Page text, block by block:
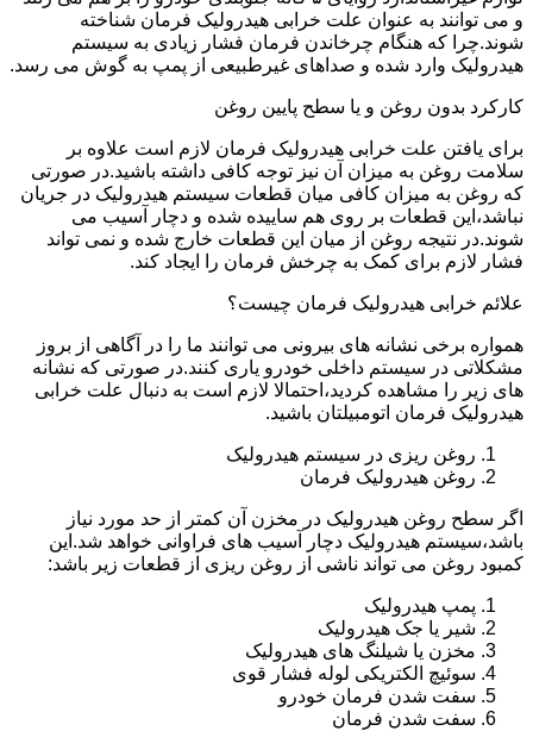
و می توانند به عنوان علت خرابی هیدرولیک فرمان شناخته
شوند.چرا که هنگام چرخاندن فرمان فشار زیادی به سیستم
هیدرولیک وارد شده و صداهای غیرطبیعی از پمپ به گوش می رسد.
کارکرد بدون روغن و یا سطح پایین روغن
برای یافتن علت خرابی هیدرولیک فرمان لازم است علاوه بر
سلامت روغن به میزان آن نیز توجه کافی داشته باشید.در صورتی
که روغن به میزان کافی میان قطعات سیستم هیدرولیک در جریان
نباشد،این قطعات بر روی هم ساییده شده و دچار آسیب می
شوند.در نتیجه روغن از میان این قطعات خارج شده و نمی تواند
فشار لازم برای کمک به چرخش فرمان را ایجاد کند.
علائم خرابی هیدرولیک فرمان چیست؟
همواره برخی نشانه های بیرونی می توانند ما را در آگاهی از بروز
مشکلاتی در سیستم داخلی خودرو یاری کنند.در صورتی که نشانه
های زیر را مشاهده کردید،احتمالا لازم است به دنبال علت خرابی
هیدرولیک فرمان اتومبیلتان باشید.
روغن ریزی در سیستم هیدرولیک
روغن هیدرولیک فرمان
اگر سطح روغن هیدرولیک در مخزن آن کمتر از حد مورد نیاز
باشد،سیستم هیدرولیک دچار آسیب های فراوانی خواهد شد.این
کمبود روغن می تواند ناشی از روغن ریزی از قطعات زیر باشد:
پمپ هیدرولیک
شیر یا جک هیدرولیک
مخزن یا شیلنگ های هیدرولیک
سوئیچ الکتریکی لوله فشار قوی
سفت شدن فرمان خودرو
سفت شدن فرمان